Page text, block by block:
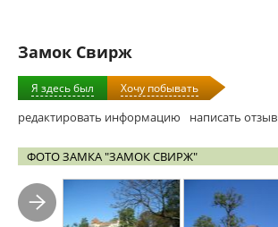
Замок Свирж
Я здесь был Хочу побывать
редактировать информацию написать отзыв
ФОТО ЗАМКА "ЗАМОК СВИРЖ"